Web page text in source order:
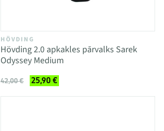
HÖVDING
Hövding 2.0 apkakles pārvalks Sarek
Odyssey Medium
42,00 € 25,90 €